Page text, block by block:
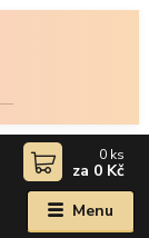
Menu
0 ks
za 0 Kč